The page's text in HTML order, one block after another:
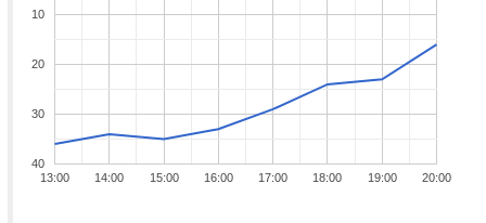
13:00 14:00 15:00 16:00 17:00 18:00 19:00 20:00
10
20
30
40